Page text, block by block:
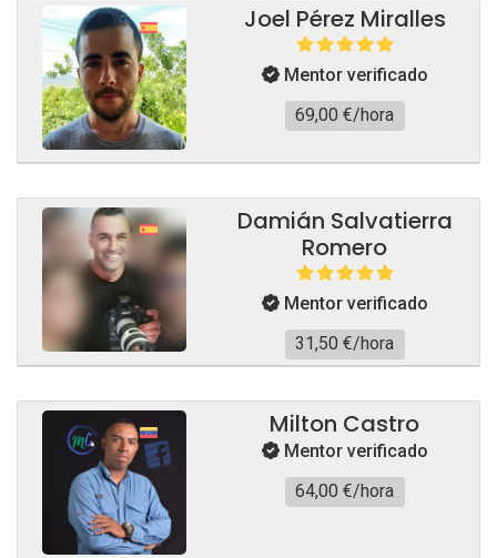
Joel Pérez Miralles
Mentor verificado
69,00 €/hora
Damián Salvatierra
Romero
Mentor verificado
31,50 €/hora
Milton Castro
Mentor verificado
64,00 €/hora